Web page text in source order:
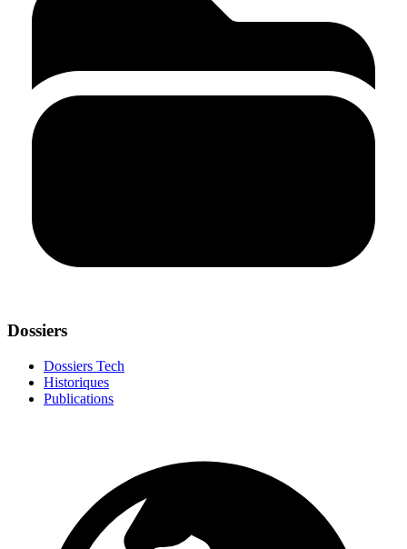
Dossiers
Dossiers Tech
Historiques
Publications